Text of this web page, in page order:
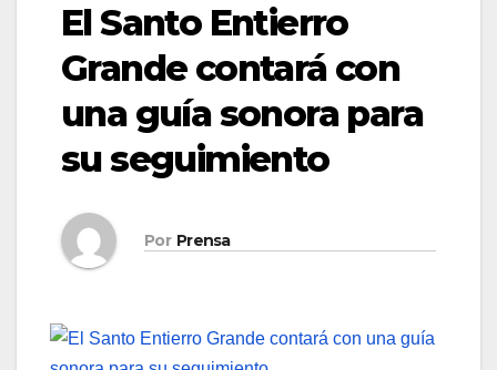
El Santo Entierro
Grande contará con
una guía sonora para
su seguimiento
Por Prensa